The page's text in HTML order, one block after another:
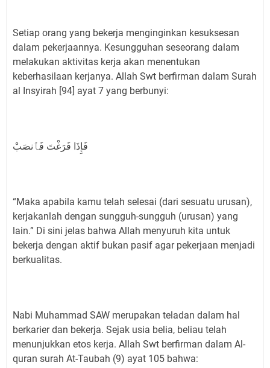
Setiap orang yang bekerja menginginkan kesuksesan
dalam pekerjaannya. Kesungguhan seseorang dalam
melakukan aktivitas kerja akan menentukan
keberhasilaan kerjanya. Allah Swt berfirman dalam Surah
al Insyirah [94] ayat 7 yang berbunyi:
فَإِذَا فَرَغْتَ فَٱنصَبْ
“Maka apabila kamu telah selesai (dari sesuatu urusan),
kerjakanlah dengan sungguh-sungguh (urusan) yang
lain.” Di sini jelas bahwa Allah menyuruh kita untuk
bekerja dengan aktif bukan pasif agar pekerjaan menjadi
berkualitas.
Nabi Muhammad SAW merupakan teladan dalam hal
berkarier dan bekerja. Sejak usia belia, beliau telah
menunjukkan etos kerja. Allah Swt berfirman dalam Al-
quran surah At-Taubah (9) ayat 105 bahwa: